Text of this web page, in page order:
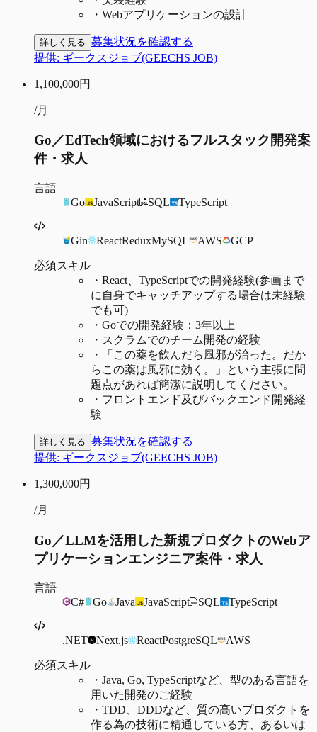
・ Webアプリケーションの設計
詳しく見る 募集状況を確認する
提供: ギークスジョブ(GEECHS JOB)
1,100,000円
/月
Go／EdTech領域におけるフルスタック開発案
件・求人
言語
Go
JavaScript SQL TypeScript
Gin ReactReduxMySQL AWS GCP
必須スキル
・ React、TypeScriptでの開発経験(参画まで
に自身でキャッチアップする場合は未経験
でも可)
・ Goでの開発経験：3年以上
・ スクラムでのチーム開発の経験
・
「この薬を飲んだら風邪が治った。だか
らこの薬は風邪に効く。」という主張に問
題点があれば簡潔に説明してください。
・ フロントエンド及びバックエンド開発経
験
詳しく見る 募集状況を確認する
提供: ギークスジョブ(GEECHS JOB)
1,300,000円
/月
Go／LLMを活用した新規プロダクトのWebア
プリケーションエンジニア案件・求人
言語
C#
Go Java JavaScript SQL TypeScript
.NET Next.js ReactPostgreSQL AWS
必須スキル
・ Java, Go, TypeScriptなど、型のある言語を
用いた開発のご経験
・ TDD、DDDなど、質の高いプロダクトを
作る為の技術に精通している方、あるいは